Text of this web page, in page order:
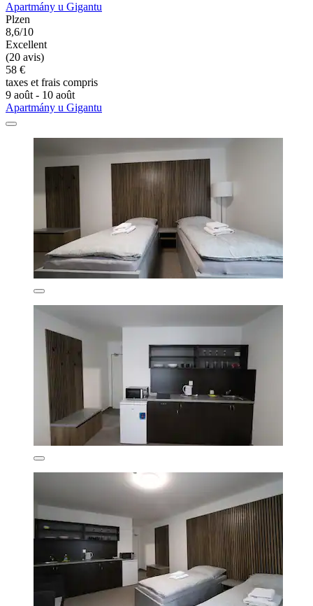
Apartmány u Gigantu
Plzen
8,6/10
Excellent
(20 avis)
58 €
taxes et frais compris
9 août - 10 août
Apartmány u Gigantu